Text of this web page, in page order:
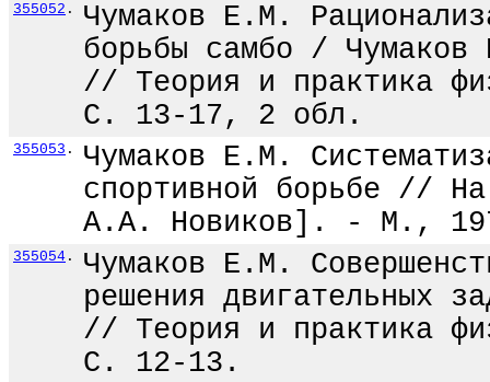
355052 .
Чумаков Е.М.
борьбы самбо /
// Теория и практика
С. 13-17, 2 обл.
355053 .
Чумаков Е.М.
спортивной борьбе //
А.А. Новиков]. - М.,
355054 .
Чумаков Е.М.
решения двигательных
// Теория и практика
С. 12-13.